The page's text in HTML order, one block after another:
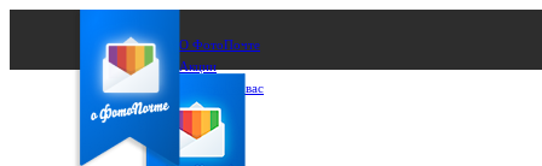
О ФотоПочте
Акции
Сделаем за вас
Бизнесу
FAQ
Франшиза